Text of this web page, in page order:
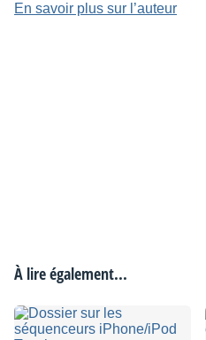
En savoir plus sur l’auteur
À lire également...